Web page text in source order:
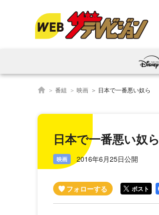
番組 映画 日本で一番悪い奴ら
日本で一番悪い奴ら
映画 2016年6月25日公開
ポスト